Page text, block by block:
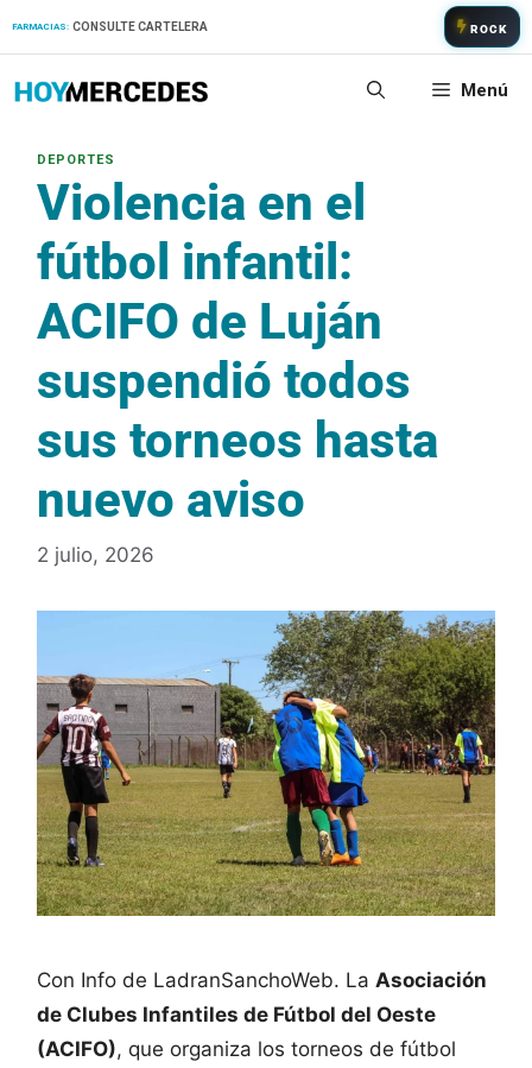
FARMACIAS: CONSULTE CARTELERA ROCK
Menú
Violencia en el
fútbol infantil:
ACIFO de Luján
suspendió todos
sus torneos hasta
nuevo aviso
2 julio, 2026
Con Info de LadranSanchoWeb. La Asociación
de Clubes Infantiles de Fútbol del Oeste
(ACIFO), que organiza los torneos de fútbol